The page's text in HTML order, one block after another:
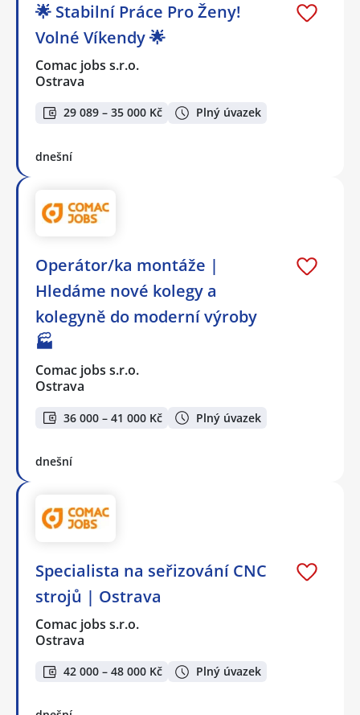
🌟 Stabilní Práce Pro Ženy!
Volné Víkendy 🌟
Comac jobs s.r.o.
Ostrava
29 089 – 35 000 Kč Plný úvazek
dnešní
Operátor/ka montáže |
Hledáme nové kolegy a
kolegyně do moderní výroby
🏭
Comac jobs s.r.o.
Ostrava
36 000 – 41 000 Kč Plný úvazek
dnešní
Specialista na seřizování CNC
strojů | Ostrava
Comac jobs s.r.o.
Ostrava
42 000 – 48 000 Kč Plný úvazek